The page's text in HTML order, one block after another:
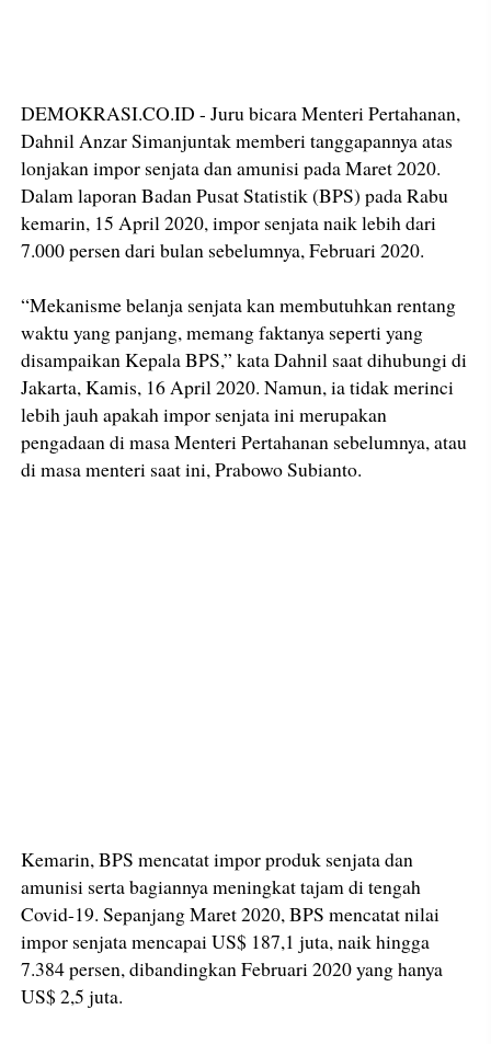
DEMOKRASI.CO.ID - Juru bicara Menteri Pertahanan,
Dahnil Anzar Simanjuntak memberi tanggapannya atas
lonjakan impor senjata dan amunisi pada Maret 2020.
Dalam laporan Badan Pusat Statistik (BPS) pada Rabu
kemarin, 15 April 2020, impor senjata naik lebih dari
7.000 persen dari bulan sebelumnya, Februari 2020.
“Mekanisme belanja senjata kan membutuhkan rentang
waktu yang panjang, memang faktanya seperti yang
disampaikan Kepala BPS,” kata Dahnil saat dihubungi di
Jakarta, Kamis, 16 April 2020. Namun, ia tidak merinci
lebih jauh apakah impor senjata ini merupakan
pengadaan di masa Menteri Pertahanan sebelumnya, atau
di masa menteri saat ini, Prabowo Subianto.
Kemarin, BPS mencatat impor produk senjata dan
amunisi serta bagiannya meningkat tajam di tengah
Covid-19. Sepanjang Maret 2020, BPS mencatat nilai
impor senjata mencapai US$ 187,1 juta, naik hingga
7.384 persen, dibandingkan Februari 2020 yang hanya
US$ 2,5 juta.